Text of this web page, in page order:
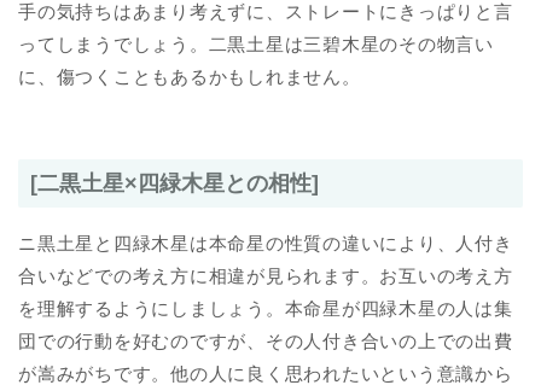
手の気持ちはあまり考えずに、ストレートにきっぱりと言
ってしまうでしょう。二黒土星は三碧木星のその物言い
に、傷つくこともあるかもしれません。
[二黒土星×四緑木星との相性]
ニ黒土星と四緑木星は本命星の性質の違いにより、人付き
合いなどでの考え方に相違が見られます。お互いの考え方
を理解するようにしましょう。本命星が四緑木星の人は集
団での行動を好むのですが、その人付き合いの上での出費
が嵩みがちです。他の人に良く思われたいという意識から